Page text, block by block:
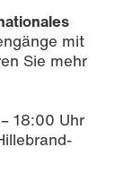
mit
Sie mehr
18:00 Uhr